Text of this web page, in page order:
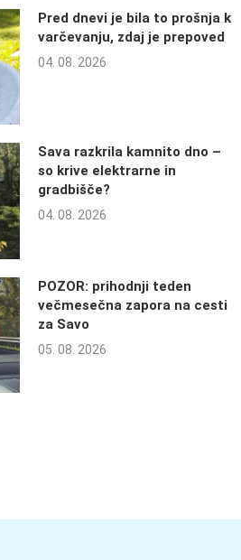
Pred dnevi je bila to prošnja k
varčevanju, zdaj je prepoved
04. 08. 2026
Sava razkrila kamnito dno –
so krive elektrarne in
gradbišče?
04. 08. 2026
POZOR: prihodnji teden
večmesečna zapora na cesti
za Savo
05. 08. 2026